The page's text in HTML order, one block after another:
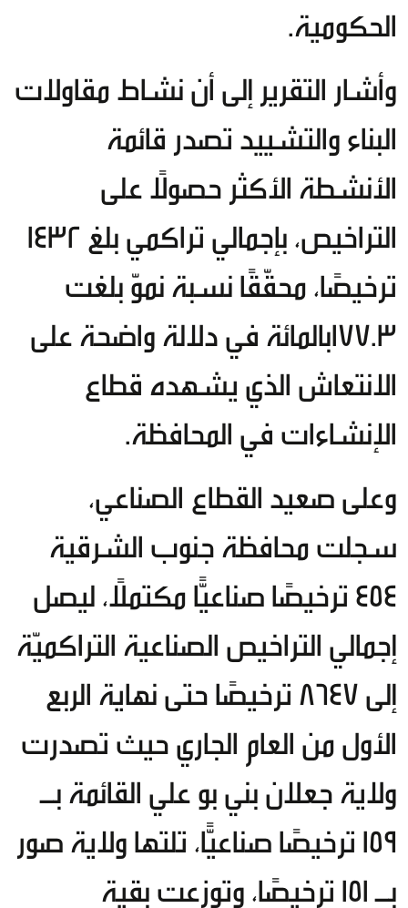
الحكومية.
وأشار التقرير إلى أن نشاط مقاولات
البناء والتشييد تصدر قائمة
الأنشطة الأكثر حصولًا على
التراخيص، بإجمالي تراكمي بلغ 1432
ترخيصًا، محقّقًا نسبة نموّ بلغت
177.3بالمائة في دلالة واضحة على
الانتعاش الذي يشهده قطاع
الإنشاءات في المحافظة.
وعلى صعيد القطاع الصناعي،
سجلت محافظة جنوب الشرقية
454 ترخيصًا صناعيًّا مكتملًا، ليصل
إجمالي التراخيص الصناعية التراكميّة
إلى 8647 ترخيصًا حتى نهاية الربع
الأول من العام الجاري حيث تصدرت
ولاية جعلان بني بو علي القائمة بـ
159 ترخيصًا صناعيًّا، تلتها ولاية صور
بـ 151 ترخيصًا، وتوزعت بقية